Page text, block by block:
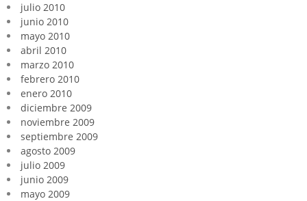
julio 2010
junio 2010
mayo 2010
abril 2010
marzo 2010
febrero 2010
enero 2010
diciembre 2009
noviembre 2009
septiembre 2009
agosto 2009
julio 2009
junio 2009
mayo 2009